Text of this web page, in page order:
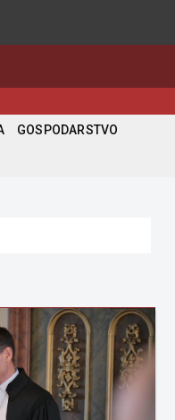
GOSPODARSTVO